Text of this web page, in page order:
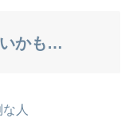
かも…
人